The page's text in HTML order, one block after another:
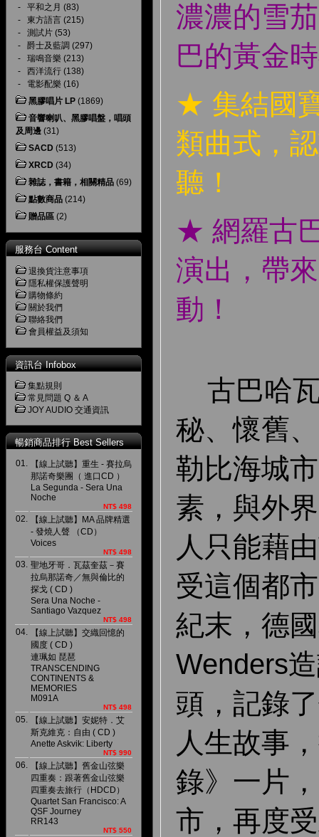
- 平和之月 (83)
- 東方語言 (215)
- 測試片 (53)
- 爵士及藍調 (297)
- 瑞鳴音樂 (213)
- 西洋流行 (138)
- 電影配樂 (16)
黑膠唱片 LP (1869)
音響喇叭、黑膠唱盤，唱頭
及周邊 (31)
SACD (513)
XRCD (34)
雜誌，書籍，相關精品 (69)
點數商品 (214)
贈品區 (2)
服務台 Content
退換貨注意事項
隱私權保護聲明
購物條約
關於我們
聯絡我們
會員權益及須知
資訊台 Infobox
集點規則
常見問題 Q ＆ A
JOY AUDIO 交通資訊
暢銷商品排行 Best Sellers
01.
【線上試聽】重生 - 賽拉烏
那諾奇樂團（ 進口CD ）
La Segunda - Sera Una
Noche
NT$ 498
02.
【線上試聽】MA 品牌精選
- 發燒人聲 （CD）
Voices
NT$ 498
03. 聖地牙哥．瓦茲奎茲－賽
拉烏那諾奇／無與倫比的
探戈 ( CD )
Sera Una Noche -
Santiago Vazquez
NT$ 498
04.
【線上試聽】交織回憶的
國度 ( CD )
連珮如 琵琶
TRANSCENDING
CONTINENTS &
MEMORIES
M091A
NT$ 498
05.
【線上試聽】安妮特．艾
斯克維克：自由 ( CD )
Anette Askvik: Liberty
NT$ 990
06.
【線上試聽】舊金山弦樂
四重奏：跟著舊金山弦樂
四重奏去旅行（HDCD）
Quartet San Francisco: A
QSF Journey
RR143
NT$ 550
濃濃的雪
巴的黃金
★ 集結國
類曲式，
聽！
★ 網羅古
演出，帶
動！
古巴哈
秘、懷舊
勒比海城
素，與外
人只能藉
受這個都
紀末，德
Wenders
頭，記錄
人生故事
錄》一片
市，再度